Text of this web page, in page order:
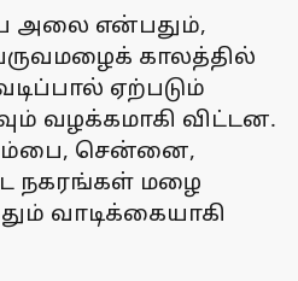
அலை என்பதும்,
காலத்தில்
ஏற்படும்
வழக்கமாகி விட்டன.
சென்னை,
நகரங்கள் மழை
வாடிக்கையாகி